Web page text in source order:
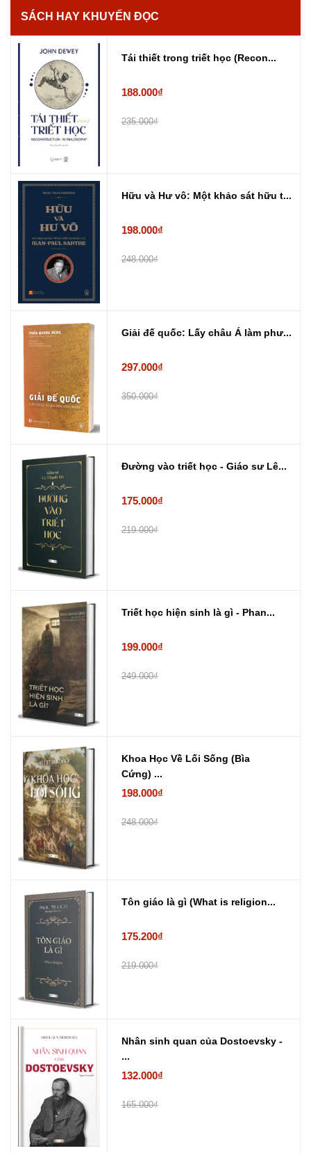
SÁCH HAY KHUYẾN ĐỌC
Tái thiết trong triết học (Recon...
188.000₫
235.000₫
Hữu và Hư vô: Một khảo sát hữu t...
198.000₫
248.000₫
Giải đế quốc: Lấy châu Á làm phư...
297.000₫
350.000₫
Đường vào triết học - Giáo sư Lê...
175.000₫
219.000₫
Triết học hiện sinh là gì - Phan...
199.000₫
249.000₫
Khoa Học Về Lối Sống (Bìa
Cứng) ...
198.000₫
248.000₫
Tôn giáo là gì (What is religion...
175.200₫
219.000₫
Nhân sinh quan của Dostoevsky -
...
132.000₫
165.000₫